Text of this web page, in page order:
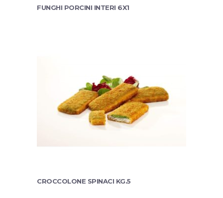
FUNGHI PORCINI INTERI 6X1
CROCCOLONE SPINACI KG.5